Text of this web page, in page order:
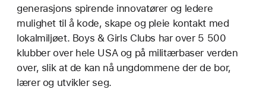
generasjons spirende innovatører og ledere
mulighet til å kode, skape og pleie kontakt med
lokalmiljøet. Boys & Girls Clubs har over 5 500
klubber over hele USA og på militærbaser verden
over, slik at de kan nå ungdommene der de bor,
lærer og utvikler seg.